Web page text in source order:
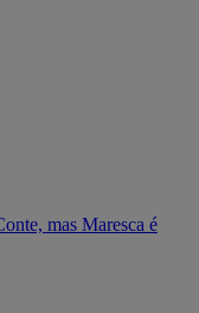
mas Maresca é